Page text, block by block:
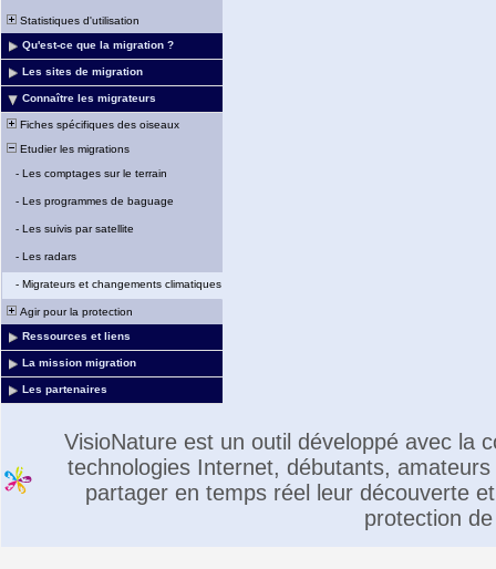
Statistiques d'utilisation
Qu'est-ce que la migration ?
Les sites de migration
Connaître les migrateurs
Fiches spécifiques des oiseaux
Etudier les migrations
- Les comptages sur le terrain
- Les programmes de baguage
- Les suivis par satellite
- Les radars
- Migrateurs et changements climatiques
Agir pour la protection
Ressources et liens
La mission migration
Les partenaires
VisioNature est un outil développé avec la
technologies Internet, débutants,
partager en temps réel leur découverte
protection